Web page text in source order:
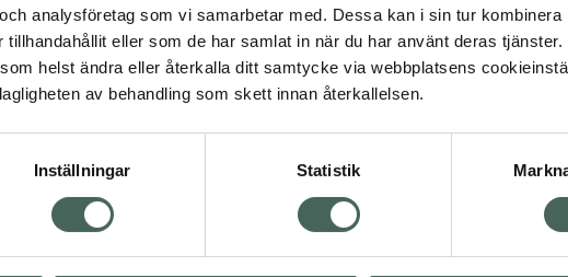
analysföretag som vi samarbetar med. Dessa kan i sin tur kombinera
tillhandahållit eller som de har samlat in när du har använt deras
helst ändra eller återkalla ditt samtycke via webbplatsens
av behandling som skett innan återkallelsen.
Inställningar Statistik
Visa